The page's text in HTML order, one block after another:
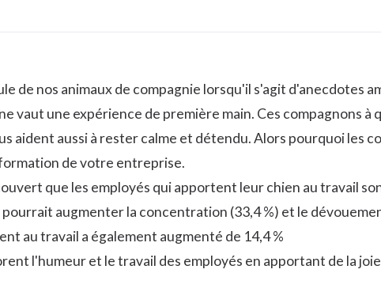
de nos animaux de compagnie lorsqu'il s'agit d'anecdotes
vaut une expérience de première main. Ces compagnons
aident aussi à rester calme et détendu. Alors pourquoi les
de votre entreprise.
que les employés qui apportent leur chien au travail
augmenter la concentration (33,4 %) et le
au travail a également augmenté de 14,4 %
l'humeur et le travail des employés en apportant de la